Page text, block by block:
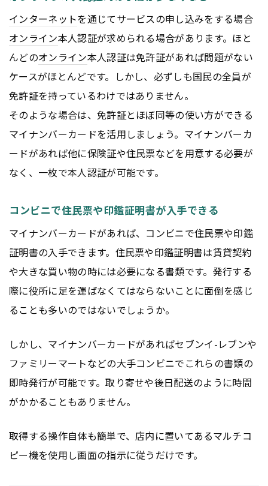
インターネットを通じてサービスの申し込みをする場合
オンライン本人認証が求められる場合があります。ほと
んどのオンライン本人認証は免許証があれば問題がない
ケースがほとんどです。しかし、必ずしも国民の全員が
免許証を持っているわけではありません。
そのような場合は、免許証とほぼ同等の使い方ができる
マイナンバーカードを活用しましょう。マイナンバーカ
ードがあれば他に保険証や住民票などを用意する必要が
なく、一枚で本人認証が可能です。
コンビニで住民票や印鑑証明書が入手できる
マイナンバーカードがあれば、コンビニで住民票や印鑑
証明書の入手できます。住民票や印鑑証明書は賃貸契約
や大きな買い物の時には必要になる書類です。発行する
際に役所に足を運ばなくてはならないことに面倒を感じ
ることも多いのではないでしょうか。
しかし、マイナンバーカードがあればセブンイ-レブンや
ファミリーマートなどの大手コンビニでこれらの書類の
即時発行が可能です。取り寄せや後日配送のように時間
がかかることもありません。
取得する操作自体も簡単で、店内に置いてあるマルチコ
ピー機を使用し画面の指示に従うだけです。